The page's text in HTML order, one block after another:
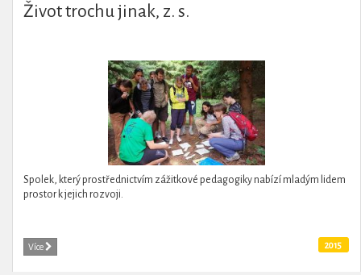
Život trochu jinak, z. s.
Spolek, který prostřednictvím zážitkové pedagogiky nabízí mladým lidem
prostor k jejich rozvoji.
Více 2015